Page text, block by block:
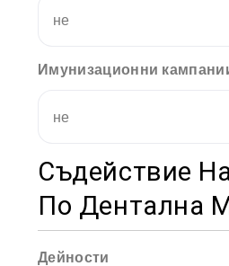
не
Имунизационни
не
Съдействие
По Дентална
Дейности